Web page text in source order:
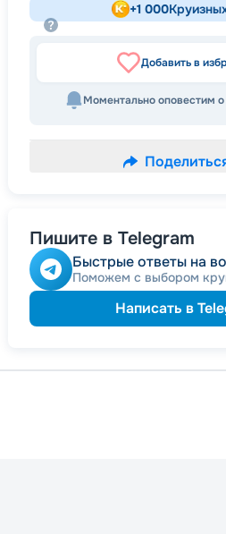
+1 000
Добавить в
Моментально оповестим
Пишите в Telegram
Быстрые ответы на
Поможем с выбором
Написать в